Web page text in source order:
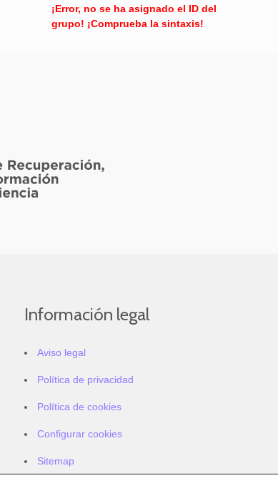
¡Error, no se ha asignado el ID del
grupo! ¡Comprueba la sintaxis!
Información legal
Aviso legal
Política de privacidad
Política de cookies
Configurar cookies
Sitemap